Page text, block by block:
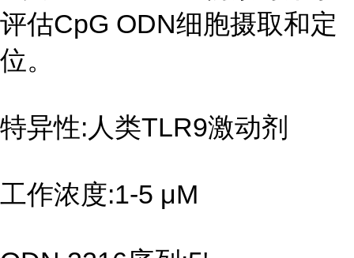
评估CpG ODN细胞摄取和定
位。
特异性:人类TLR9激动剂
工作浓度:1-5 μM